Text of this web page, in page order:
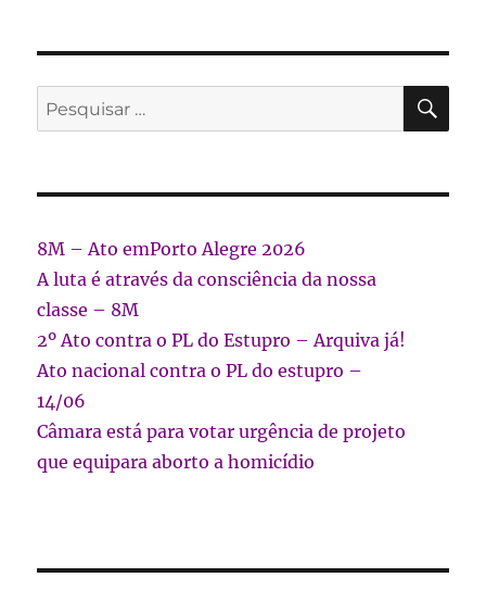
Pesquisar
por:
8M – Ato emPorto Alegre 2026
A luta é através da consciência da nossa
classe – 8M
2º Ato contra o PL do Estupro – Arquiva já!
Ato nacional contra o PL do estupro –
14/06
Câmara está para votar urgência de projeto
que equipara aborto a homicídio